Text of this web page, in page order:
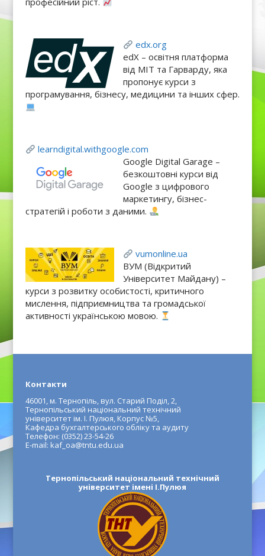
edx.org
edX – освітня платформа
від MIT та Гарварду, яка
пропонує курси з
програмування, бізнесу, медицини та інших сфер.
learndigital.withgoogle.com
Google Digital Garage –
безкоштовні курси від
Google з цифрового
маркетингу, бізнес-
стратегій і роботи з даними.
vumonline.ua
ВУМ (Відкритий
Університет Майдану) –
курси з розвитку особистості, критичного
мислення, підприємництва та громадської
активності українською мовою.
Контакти
46001, м. Тернопіль, вул. Старий Поділ, 2,
Тернопільський національний технічний
університет ім. І. Пулюя, Корпус №5,
Кафедра бухгалтерського обліку та аудиту
Телефон: (0352) 23-54-26
E-mail: kaf_oa@tntu.edu.ua
Тернопільський національний технічний
університет імені І.Пулюя